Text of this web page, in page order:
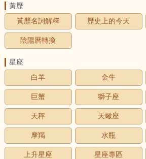
黃歷
黃歷名詞解釋
歷史上的今天
陰陽曆轉換
星座
白羊
金牛
巨蟹 獅子座
天秤 天蠍座
摩羯 水瓶
上升星座 星座專區